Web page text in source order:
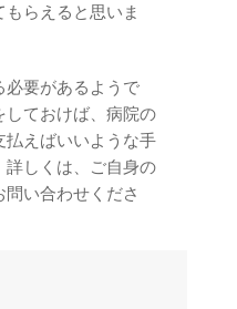
らえると思いま
必要があるようで
しておけば、病院の
払えばいいような手
詳しくは、ご自身の
い合わせくださ